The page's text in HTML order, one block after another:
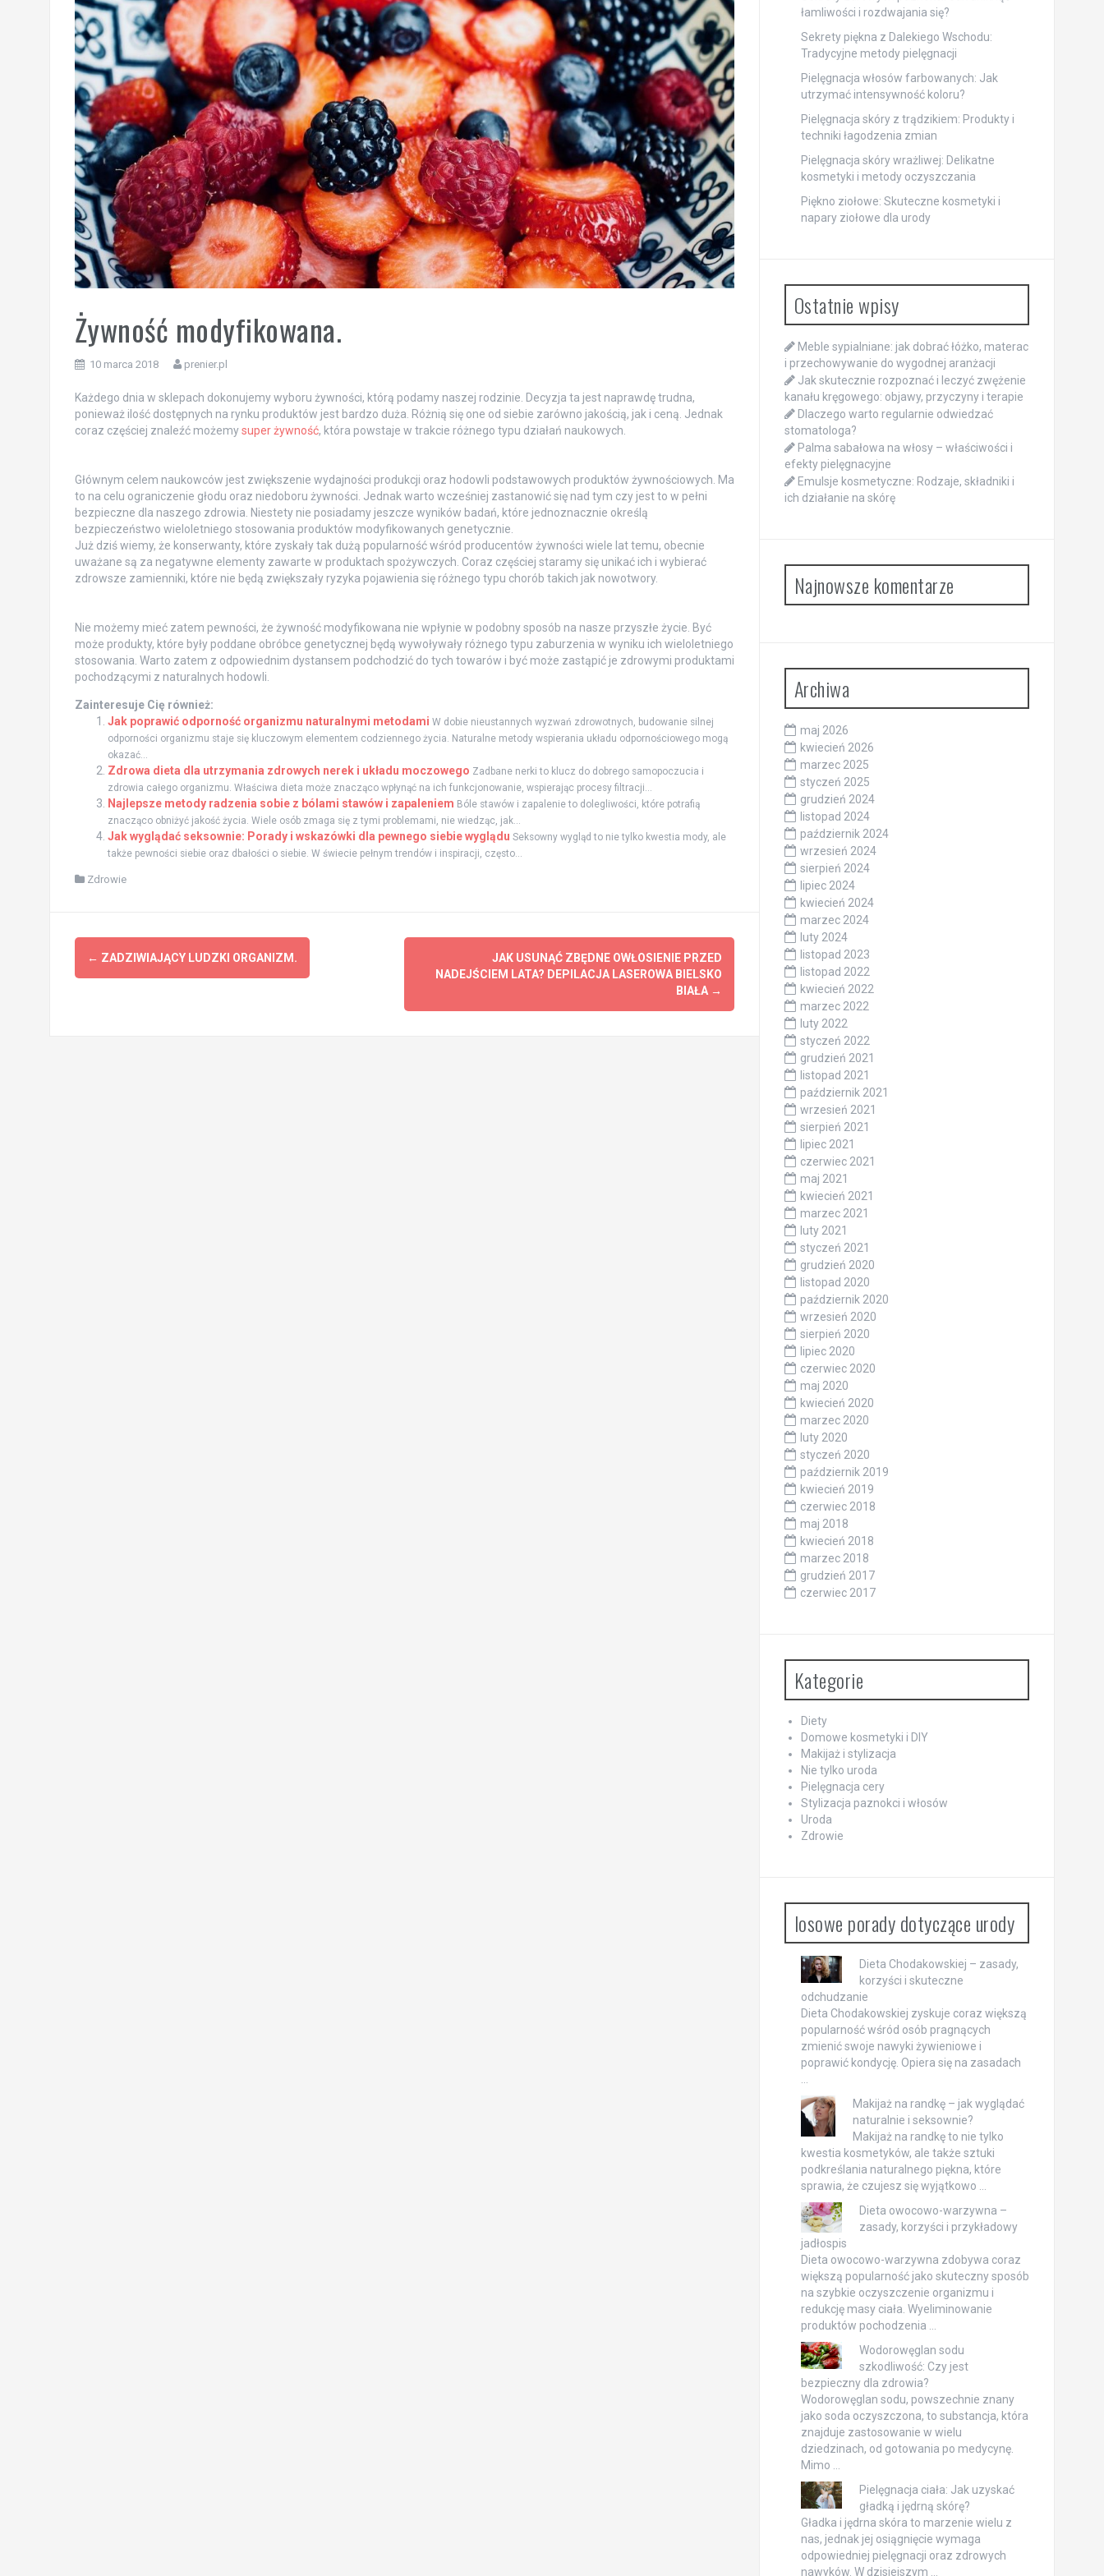
Żywność modyfikowana.
10 marca 2018 prenier.pl
Każdego dnia w sklepach dokonujemy wyboru żywności, którą podamy naszej rodzinie. Decyzja ta jest naprawdę trudna,
ponieważ ilość dostępnych na rynku produktów jest bardzo duża. Różnią się one od siebie zarówno jakością, jak i ceną. Jednak
coraz częściej znaleźć możemysuper żywność, która powstaje w trakcie różnego typu działań naukowych.
Głównym celem naukowców jest zwiększenie wydajności produkcji oraz hodowli podstawowych produktów żywnościowych. Ma
to na celu ograniczenie głodu oraz niedoboru żywności. Jednak warto wcześniej zastanowić się nad tym czy jest to w pełni
bezpieczne dla naszego zdrowia. Niestety nie posiadamy jeszcze wyników badań, które jednoznacznie określą
bezpieczeństwo wieloletniego stosowania produktów modyfikowanych genetycznie.
Już dziś wiemy, że konserwanty, które zyskały tak dużą popularność wśród producentów żywności wiele lat temu, obecnie
uważane są za negatywne elementy zawarte w produktach spożywczych. Coraz częściej staramy się unikać ich i wybierać
zdrowsze zamienniki, które nie będą zwiększały ryzyka pojawienia się różnego typu chorób takich jak nowotwory.
Nie możemy mieć zatem pewności, że żywność modyfikowana nie wpłynie w podobny sposób na nasze przyszłe życie. Być
może produkty, które były poddane obróbce genetycznej będą wywoływały różnego typu zaburzenia w wyniku ich wieloletniego
stosowania. Warto zatem z odpowiednim dystansem podchodzić do tych towarów i być może zastąpić je zdrowymi produktami
pochodzącymi z naturalnych hodowli.
Zainteresuje Cię również:
Jak poprawić odporność organizmu naturalnymi metodami W dobie nieustannych wyzwań zdrowotnych, budowanie silnej
odporności organizmu staje się kluczowym elementem codziennego życia. Naturalne metody wspierania układu odpornościowego mogą
okazać...
Zdrowa dieta dla utrzymania zdrowych nerek i układu moczowego Zadbane nerki to klucz do dobrego samopoczucia i
zdrowia całego organizmu. Właściwa dieta może znacząco wpłynąć na ich funkcjonowanie, wspierając procesy filtracji...
Najlepsze metody radzenia sobie z bólami stawów i zapaleniem Bóle stawów i zapalenie to dolegliwości, które potrafią
znacząco obniżyć jakość życia. Wiele osób zmaga się z tymi problemami, nie wiedząc, jak...
Jak wyglądać seksownie: Porady i wskazówki dla pewnego siebie wyglądu Seksowny wygląd to nie tylko kwestia mody, ale
także pewności siebie oraz dbałości o siebie. W świecie pełnym trendów i inspiracji, często...
Zdrowie
Zobacz
wpisy
← ZADZIWIAJĄCY LUDZKI ORGANIZM.
JAK USUNĄĆ ZBĘDNE OWŁOSIENIE PRZED
NADEJŚCIEM LATA? DEPILACJA LASEROWA BIELSKO
BIAŁA →
łamliwości i rozdwajania się?
Sekrety piękna z Dalekiego Wschodu:
Tradycyjne metody pielęgnacji
Pielęgnacja włosów farbowanych: Jak
utrzymać intensywność koloru?
Pielęgnacja skóry z trądzikiem: Produkty i
techniki łagodzenia zmian
Pielęgnacja skóry wrażliwej: Delikatne
kosmetyki i metody oczyszczania
Piękno ziołowe: Skuteczne kosmetyki i
napary ziołowe dla urody
Ostatnie wpisy
Meble sypialniane: jak dobrać łóżko, materac
i przechowywanie do wygodnej aranżacji
Jak skutecznie rozpoznać i leczyć zwężenie
kanału kręgowego: objawy, przyczyny i terapie
Dlaczego warto regularnie odwiedzać
stomatologa?
Palma sabałowa na włosy – właściwości i
efekty pielęgnacyjne
Emulsje kosmetyczne: Rodzaje, składniki i
ich działanie na skórę
Najnowsze komentarze
Archiwa
maj 2026
kwiecień 2026
marzec 2025
styczeń 2025
grudzień 2024
listopad 2024
październik 2024
wrzesień 2024
sierpień 2024
lipiec 2024
kwiecień 2024
marzec 2024
luty 2024
listopad 2023
listopad 2022
kwiecień 2022
marzec 2022
luty 2022
styczeń 2022
grudzień 2021
listopad 2021
październik 2021
wrzesień 2021
sierpień 2021
lipiec 2021
czerwiec 2021
maj 2021
kwiecień 2021
marzec 2021
luty 2021
styczeń 2021
grudzień 2020
listopad 2020
październik 2020
wrzesień 2020
sierpień 2020
lipiec 2020
czerwiec 2020
maj 2020
kwiecień 2020
marzec 2020
luty 2020
styczeń 2020
październik 2019
kwiecień 2019
czerwiec 2018
maj 2018
kwiecień 2018
marzec 2018
grudzień 2017
czerwiec 2017
Kategorie
Diety
Domowe kosmetyki i DIY
Makijaż i stylizacja
Nie tylko uroda
Pielęgnacja cery
Stylizacja paznokci i włosów
Uroda
Zdrowie
losowe porady dotyczące urody
Dieta Chodakowskiej – zasady,
korzyści i skuteczne
odchudzanie
Dieta Chodakowskiej zyskuje coraz większą
popularność wśród osób pragnących
zmienić swoje nawyki żywieniowe i
poprawić kondycję. Opiera się na zasadach
Makijaż na randkę – jak wyglądać
naturalnie i seksownie?
Makijaż na randkę to nie tylko
kwestia kosmetyków, ale także sztuki
podkreślania naturalnego piękna, które
sprawia, że czujesz się wyjątkowo …
Dieta owocowo-warzywna –
zasady, korzyści i przykładowy
jadłospis
Dieta owocowo-warzywna zdobywa coraz
większą popularność jako skuteczny sposób
na szybkie oczyszczenie organizmu i
redukcję masy ciała. Wyeliminowanie
produktów pochodzenia …
Wodorowęglan sodu
szkodliwość: Czy jest
bezpieczny dla zdrowia?
Wodorowęglan sodu, powszechnie znany
jako soda oczyszczona, to substancja, która
znajduje zastosowanie w wielu
dziedzinach, od gotowania po medycynę.
Mimo …
Pielęgnacja ciała: Jak uzyskać
gładką i jędrną skórę?
Gładka i jędrna skóra to marzenie wielu z
nas, jednak jej osiągnięcie wymaga
odpowiedniej pielęgnacji oraz zdrowych
nawyków. W dzisiejszym …